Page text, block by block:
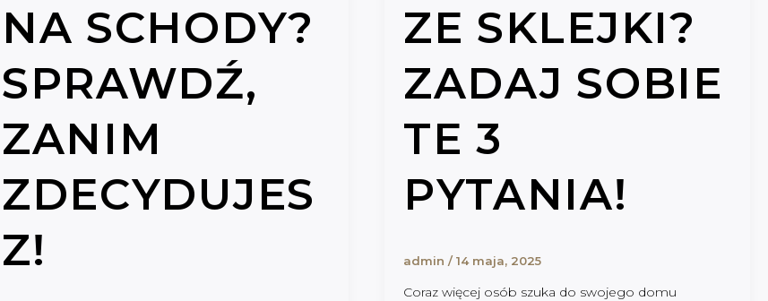
NA SCHODY?
SPRAWDŹ,
ZANIM
ZDECYDUJES
Z!
ZE SKLEJKI?
ZADAJ SOBIE
TE 3
PYTANIA!
admin /14 maja, 2025
Coraz więcej osób szuka do swojego domu